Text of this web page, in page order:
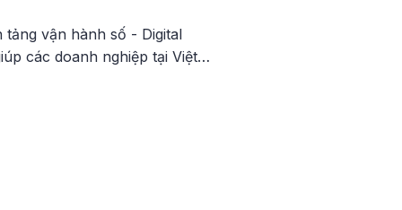
tảng vận hành số - Digital
các doanh nghiệp tại Việt…